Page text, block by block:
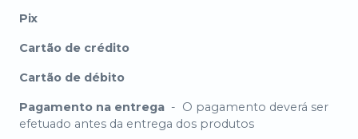
Pix
Cartão de crédito
Cartão de débito
Pagamento na entrega - O pagamento deverá ser
efetuado antes da entrega dos produtos